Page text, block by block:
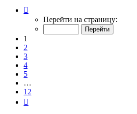
Перейти на страницу:
1
2
3
4
5
…
12